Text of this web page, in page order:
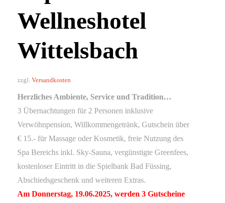
Wellneshotel
Wittelsbach
zzgl.Versandkosten
Herzliches Ambiente, Service und Tradition…
3 Übernachtungen für 2 Personen inklusive
Verwöhnpension, Willkommengetränk, Gutschein über
€ 15.- für Massage oder Kosmetik, freie Nutzung des
Spa Bereichs inkl. Sky-Sauna, vergünstigte Greenfees,
kostenloser Eintritt in die Spielbank Bad Füssing,
Abschiedsgeschenk und weiteren Extras.
Am Donnerstag, 19.06.2025, werden 3 Gutscheine